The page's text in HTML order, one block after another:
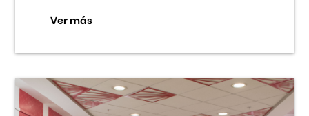
Ver más